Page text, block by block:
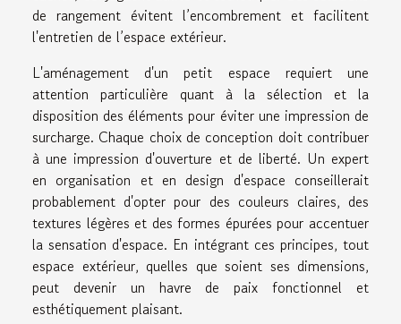
de rangement évitent l’encombrement et facilitent
l'entretien de l’espace extérieur.
L'aménagement d'un petit espace requiert une
attention particulière quant à la sélection et la
disposition des éléments pour éviter une impression de
surcharge. Chaque choix de conception doit contribuer
à une impression d'ouverture et de liberté. Un expert
en organisation et en design d'espace conseillerait
probablement d'opter pour des couleurs claires, des
textures légères et des formes épurées pour accentuer
la sensation d'espace. En intégrant ces principes, tout
espace extérieur, quelles que soient ses dimensions,
peut devenir un havre de paix fonctionnel et
esthétiquement plaisant.